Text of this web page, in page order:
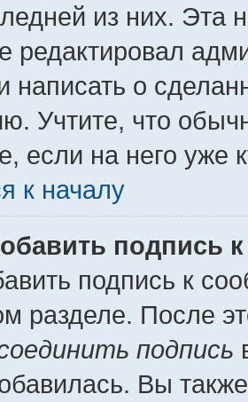
из них. Эта
редактировал
написать о
Учтите, что
если на него уже
к началу
подпись
подпись к
разделе. После
подпись
Вы